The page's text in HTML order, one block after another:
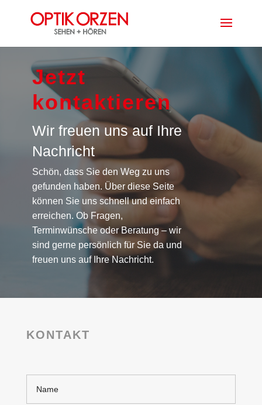
Jetzt
kontaktieren
Wir freuen uns auf Ihre
Nachricht
Schön, dass Sie den Weg zu uns
gefunden haben. Über diese Seite
können Sie uns schnell und einfach
erreichen. Ob Fragen,
Terminwünsche oder Beratung – wir
sind gerne persönlich für Sie da und
freuen uns auf Ihre Nachricht.
KONTAKT